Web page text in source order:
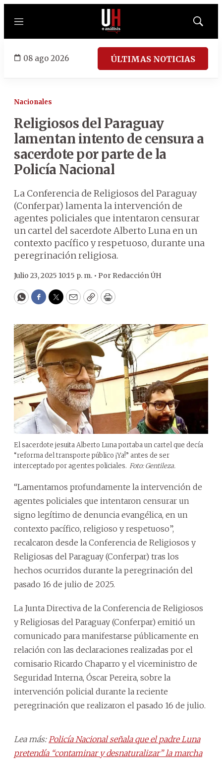
Menú
Mostrar
08 ago 2026 ÚLTIMAS NOTICIAS
Nacionales
Religiosos del Paraguay
lamentan intento de censura a
sacerdote por parte de la
Policía Nacional
La Conferencia de Religiosos del Paraguay
(Conferpar) lamenta la intervención de
agentes policiales que intentaron censurar
un cartel del sacerdote Alberto Luna en un
contexto pacífico y respetuoso, durante una
peregrinación religiosa.
Julio 23, 2025 10:15 p. m. • Por Redacción ÚH
WhatsApp
Facebook
Twitter
EmailCopyPrint
El sacerdote jesuita Alberto Luna portaba un cartel que decía
“reforma del transporte público ¡Ya!” antes de ser
interceptado por agentes policiales. Foto: Gentileza.
“Lamentamos profundamente la intervención de
agentes policiales que intentaron censurar un
signo legítimo de denuncia evangélica, en un
contexto pacífico, religioso y respetuoso”,
recalcaron desde la Conferencia de Religiosos y
Religiosas del Paraguay (Conferpar) tras los
hechos ocurridos durante la peregrinación del
pasado 16 de julio de 2025.
La Junta Directiva de la Conferencia de Religiosos
y Religiosas del Paraguay (Conferpar) emitió un
comunicado para manifestarse públicamente en
relación con las declaraciones realizadas por el
comisario Ricardo Chaparro y el viceministro de
Seguridad Interna, Óscar Pereira, sobre la
intervención policial durante la reciente
peregrinación que realizaron el pasado 16 de julio.
Lea más: Policía Nacional señala que el padre Luna
pretendía “contaminar y desnaturalizar” la marcha